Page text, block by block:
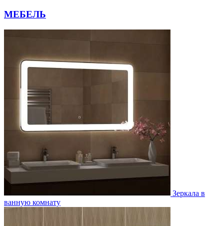
МЕБЕЛЬ
Зеркала в
ванную комнату